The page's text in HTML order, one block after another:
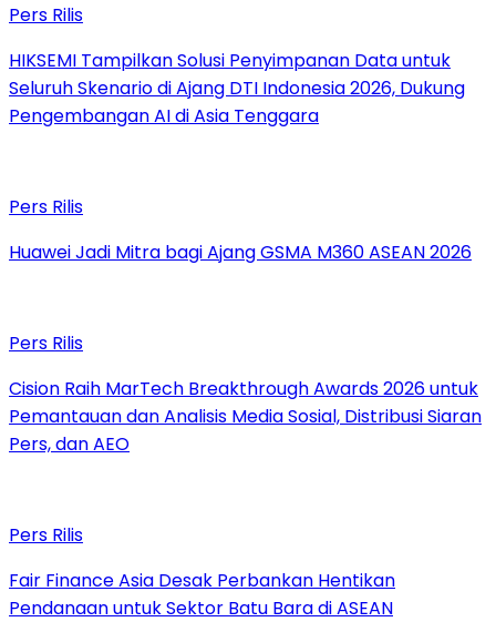
Pers Rilis
HIKSEMI Tampilkan Solusi Penyimpanan Data untuk
Seluruh Skenario di Ajang DTI Indonesia 2026, Dukung
Pengembangan AI di Asia Tenggara
Pers Rilis
Huawei Jadi Mitra bagi Ajang GSMA M360 ASEAN 2026
Pers Rilis
Cision Raih MarTech Breakthrough Awards 2026 untuk
Pemantauan dan Analisis Media Sosial, Distribusi Siaran
Pers, dan AEO
Pers Rilis
Fair Finance Asia Desak Perbankan Hentikan
Pendanaan untuk Sektor Batu Bara di ASEAN